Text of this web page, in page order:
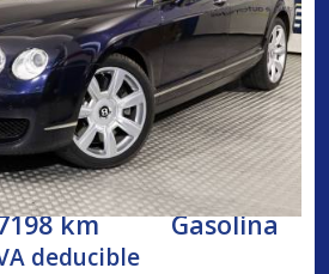
km Gasolina
deducible